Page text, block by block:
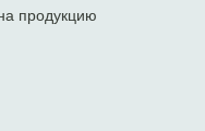
продукцию